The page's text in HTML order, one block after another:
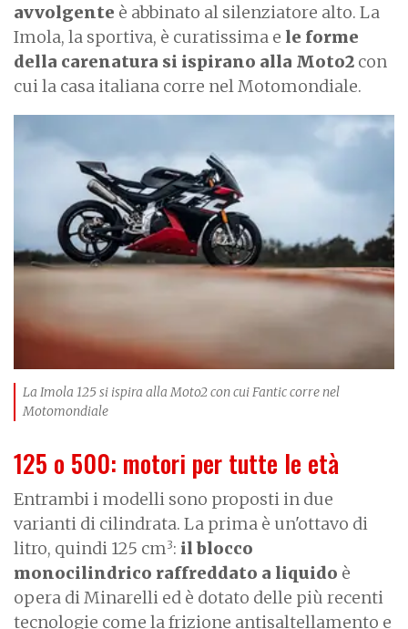
avvolgente è abbinato al silenziatore alto. La
Imola, la sportiva, è curatissima e le forme
della carenatura si ispirano alla Moto2 con
cui la casa italiana corre nel Motomondiale.
La Imola 125 si ispira alla Moto2 con cui Fantic corre nel
Motomondiale
125 o 500: motori per tutte le età
Entrambi i modelli sono proposti in due
varianti di cilindrata. La prima è un'ottavo di
litro, quindi 125 cm3: il blocco
monocilindrico raffreddato a liquido è
opera di Minarelli ed è dotato delle più recenti
tecnologie come la frizione antisaltellamento e